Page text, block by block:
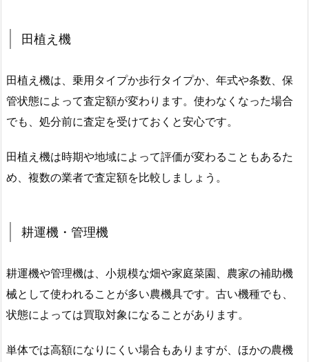
田植え機
田植え機は、乗用タイプか歩行タイプか、年式や条数、保
管状態によって査定額が変わります。使わなくなった場合
でも、処分前に査定を受けておくと安心です。
田植え機は時期や地域によって評価が変わることもあるた
め、複数の業者で査定額を比較しましょう。
耕運機・管理機
耕運機や管理機は、小規模な畑や家庭菜園、農家の補助機
械として使われることが多い農機具です。古い機種でも、
状態によっては買取対象になることがあります。
単体では高額になりにくい場合もありますが、ほかの農機